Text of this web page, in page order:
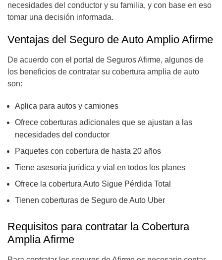
necesidades del conductor y su familia, y con base en eso
tomar una decisión informada.
Ventajas del Seguro de Auto Amplio Afirme
De acuerdo con el portal de Seguros Afirme, algunos de
los beneficios de contratar su cobertura amplia de auto
son:
Aplica para autos y camiones
Ofrece coberturas adicionales que se ajustan a las
necesidades del conductor
Paquetes con cobertura de hasta 20 años
Tiene asesoría jurídica y vial en todos los planes
Ofrece la cobertura Auto Sigue Pérdida Total
Tienen coberturas de Seguro de Auto Uber
Requisitos para contratar la Cobertura
Amplia Afirme